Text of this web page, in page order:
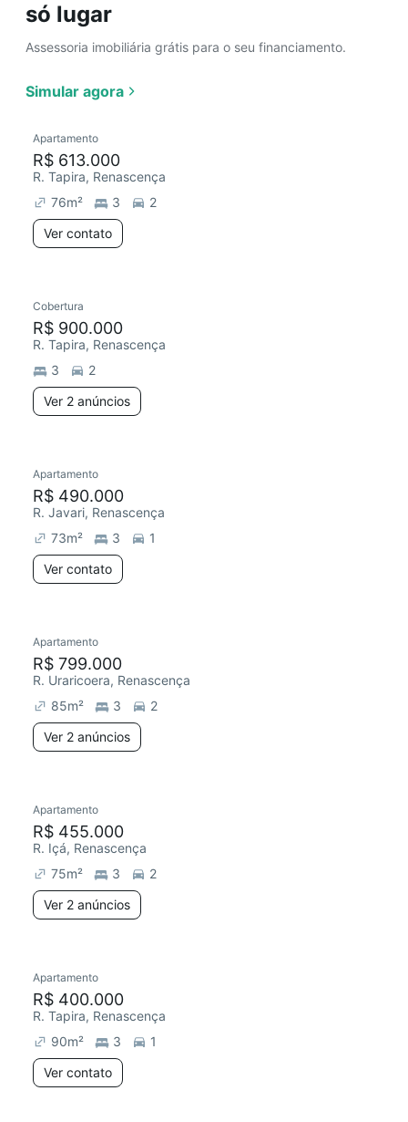
só lugar
Assessoria imobiliária grátis para o seu financiamento.
Simular agora
Apartamento
R$ 613.000
R. Tapira, Renascença
76m² 3
2
Ver contato
Cobertura
R$ 900.000
R. Tapira, Renascença
3
2
Ver 2 anúncios
Apartamento
R$ 490.000
R. Javari, Renascença
73m² 3
1
Ver contato
Apartamento
R$ 799.000
R. Uraricoera, Renascença
85m² 3
2
Ver 2 anúncios
Apartamento
R$ 455.000
R. Içá, Renascença
75m² 3
2
Ver 2 anúncios
Apartamento
R$ 400.000
R. Tapira, Renascença
90m² 3
1
Ver contato